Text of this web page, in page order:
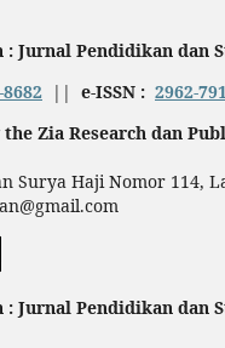
: Jurnal Pendidikan dan
|| e-ISSN : 2962-
Zia Research dan
Surya Haji Nomor 114,
: Jurnal Pendidikan dan